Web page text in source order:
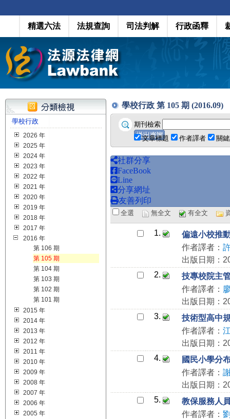
精選六法 法規查詢 司法判解 行政函釋
學校行政
2026 年
2025 年
2024 年
2023 年
2022 年
2021 年
2020 年
2019 年
2018 年
2017 年
2016 年
第 106 期
第 105 期
第 104 期
第 103 期
第 102 期
第 101 期
2015 年
2014 年
2013 年
2012 年
2011 年
2010 年
2009 年
2008 年
2007 年
2006 年
2005 年
學校行政 第 105 期 (2016.09)
期刊檢索
文章標題
作者譯者 關
社群分享
FaceBook
Line
分享網址
友善列印
全選 無全文 有全文
1.
偏遠小校推
作者譯者：
出版日期：
2.
技專校院主
作者譯者：
出版日期：
3.
技術型高中
作者譯者：
出版日期：
4.
國民小學分
作者譯者：
出版日期：
5.
教保服務人
作者譯者：